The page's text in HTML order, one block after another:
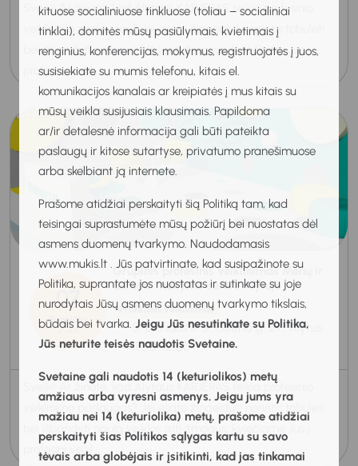
kituose socialiniuose tinkluose (toliau – socialiniai
tinklai), domitės mūsų pasiūlymais, kvietimais į
renginius, konferencijas, mokymus, registruojatės į juos,
susisiekiate su mumis telefonu, kitais el.
komunikacijos kanalais ar kreipiatės į mus kitais su
mūsų veikla susijusiais klausimais. Papildoma
ar/ir detalesnė informacija gali būti pateikta
paslaugų ir kitose sutartyse, privatumo pranešimuose
arba skelbiant ją internete.
Prašome atidžiai perskaityti šią Politiką tam, kad
teisingai suprastumėte mūsų požiūrį bei nuostatas dėl
asmens duomenų tvarkymo. Naudodamasis
www.mukis.lt . Jūs patvirtinate, kad susipažinote su
Politika, suprantate jos nuostatas ir sutinkate su joje
nurodytais Jūsų asmens duomenų tvarkymo tikslais,
būdais bei tvarka. Jeigu Jūs nesutinkate su Politika,
Jūs neturite teisės naudotis Svetaine.
Svetaine gali naudotis 14 (keturiolikos) metų
amžiaus arba vyresni asmenys. Jeigu jums yra
mažiau nei 14 (keturiolika) metų, prašome atidžiai
perskaityti šias Politikos sąlygas kartu su savo
tėvais arba globėjais ir įsitikinti, kad jas tinkamai
Sveiki! Ar žinote, kad Alytaus KARJERAS teikia profesinio
veiklinimo paslaugas? Jei esate žingeidus, norintis tobulėti
bei išbandyti naują veiklos sritį žmogus, kviečiame Jus į
profesinį veikl...
07
Rugpjūtis
2026
Grupinis profesinis veiklinimas Menų ir
dizaino mokymo centre Alytuje
Profesinis veiklinimas
S. Dariaus ir S. Girėno g. 27, Alytus
11:00-12:00
Sveiki! Ar žinote, kad Alytaus KARJERAS teikia profesinio
veiklinimo paslaugas? Jei esate žingeidus, norintis tobulėti
bei išbandyti naują veiklos sritį žmogus, kviečiame Jus į
profesinį veikl...